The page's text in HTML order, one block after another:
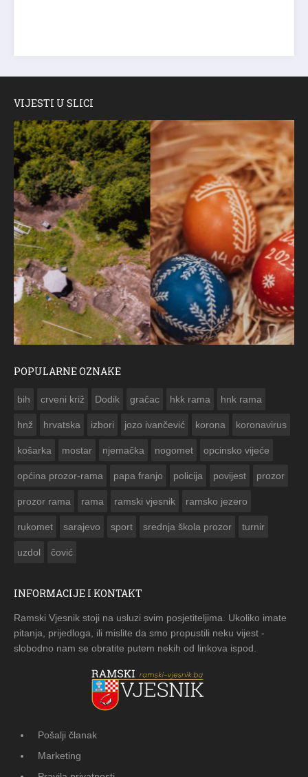
VIJESTI U SLICI
POPULARNE OZNAKE
bih crveni križ Dodik gračac hkk rama hnk rama
hnž hrvatska izbori jozo ivančević korona koronavirus
košarka mostar njemačka nogomet opcinsko vijeće
općina prozor-rama papa franjo policija povijest prozor
prozor rama rama ramski vjesnik ramsko jezero
rukomet sarajevo sport srednja škola prozor turnir
uzdol čović
INFORMACIJE I KONTAKT
Ramski Vjesnik stoji na usluzi svim posjetiteljima. Ukoliko imate
pitanja, prijedloga, ili mislite da smo propustili neku vijest -
slobodno nam se obratite putem nekih od linkova ispod.
Pošalji članak
Marketing